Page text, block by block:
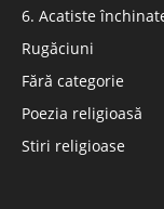
6. Acatiste
Rugăciuni
Fără categorie
Poezia religioasă
Stiri religioase